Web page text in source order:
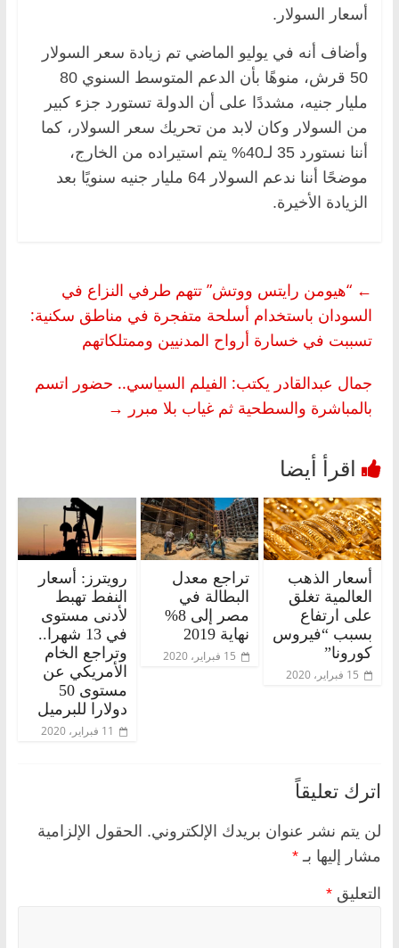
أسعار السولار.
وأضاف أنه في يوليو الماضي تم زيادة سعر السولار
50 قرش، منوهًا بأن الدعم المتوسط السنوي 80
مليار جنيه، مشددًا على أن الدولة تستورد جزء كبير
من السولار وكان لابد من تحريك سعر السولار، كما
أننا نستورد 35 لـ40% يتم استيراده من الخارج،
موضحًا أننا ندعم السولار 64 مليار جنيه سنويًا بعد
الزيادة الأخيرة.
← “هيومن رايتس ووتش” تتهم طرفي النزاع في
السودان باستخدام أسلحة متفجرة في مناطق سكنية:
تسببت في خسارة أرواح المدنيين وممتلكاتهم
جمال عبدالقادر يكتب: الفيلم السياسي.. حضور اتسم
بالمباشرة والسطحية ثم غياب بلا مبرر →
أسعار الذهب
العالمية تغلق
على ارتفاع
بسبب “فيروس
كورونا”
15 فبراير، 2020
تراجع معدل
البطالة في
مصر إلى 8%
نهاية 2019
15 فبراير، 2020
رويترز: أسعار
النفط تهبط
لأدنى مستوى
في 13 شهرا..
وتراجع الخام
الأمريكي عن
مستوى 50
دولارا للبرميل
11 فبراير، 2020
اترك تعليقاً
لن يتم نشر عنوان بريدك الإلكتروني. الحقول الإلزامية
مشار إليها بـ *
التعليق *